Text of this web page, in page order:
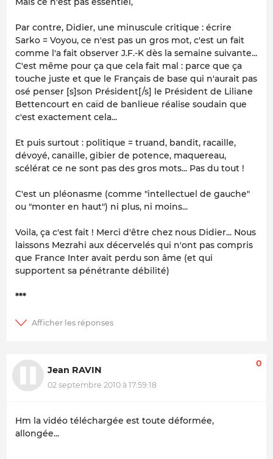
Par contre, Didier, une minuscule critique : écrire
Sarko = Voyou, ce n'est pas un gros mot, c'est un fait
comme l'a fait observer J.F.-K dès la semaine suivante...
C'est même pour ça que cela fait mal : parce que ça
touche juste et que le Français de base qui n'aurait pas
osé penser [s]son Président[/s] le Président de Liliane
Bettencourt en caïd de banlieue réalise soudain que
c'est exactement cela...
Et puis surtout : politique = truand, bandit, racaille,
dévoyé, canaille, gibier de potence, maquereau,
scélérat ce ne sont pas des gros mots... Pas du tout !
C'est un pléonasme (comme "intellectuel de gauche"
ou "monter en haut") ni plus, ni moins...
Voila, ça c'est fait ! Merci d'être chez nous Didier... Nous
laissons Mezrahi aux décervelés qui n'ont pas compris
que France Inter avait perdu son âme (et qui
supportent sa pénétrante débilité)
***
Jean RAVIN
02 septembre 2010 à 17:59:18
0
Hm la vidéo téléchargée est toute déformée,
allongée...